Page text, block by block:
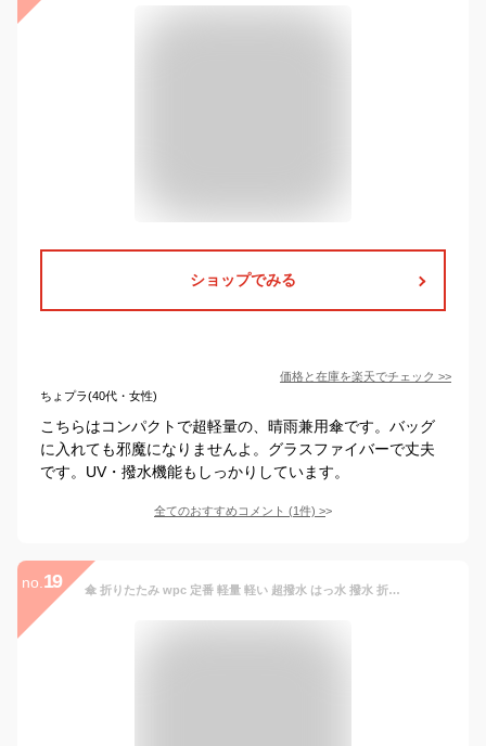
ショップでみる
価格と在庫を楽天でチェック >>
ちょプラ(40代・女性)
こちらはコンパクトで超軽量の、晴雨兼用傘です。バッグ
に入れても邪魔になりませんよ。グラスファイバーで丈夫
です。UV・撥水機能もしっかりしています。
全てのおすすめコメント (1件) >
no. 19 傘 折りたたみ wpc 定番 軽量 軽い 超撥水 はっ水 撥水 折りたたみ傘 レディース メンズ シンプル 無地 柄 アンヌレラ unnurella 晴雨兼用 55cm 6本骨 コンパクト 雨傘 日傘 収納袋付き 男女兼用 オシャレ かわいい 小松精練 KOMATSU wpc ワールドパーティ